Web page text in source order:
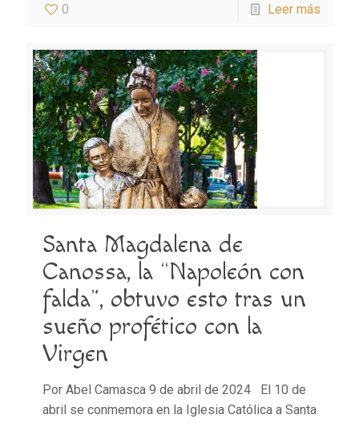
0 Leer más
Santa Magdalena de
Canossa, la “Napoleón con
falda”, obtuvo esto tras un
sueño profético con la
Virgen
Por Abel Camasca 9 de abril de 2024 El 10 de
abril se conmemora en la Iglesia Católica a Santa